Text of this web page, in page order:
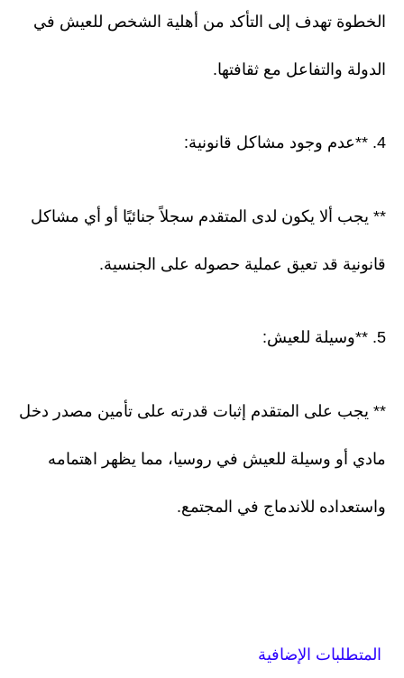
الخطوة تهدف إلى التأكد من أهلية الشخص للعيش في
الدولة والتفاعل مع ثقافتها.
4. **عدم وجود مشاكل قانونية:
** يجب ألا يكون لدى المتقدم سجلاً جنائيًا أو أي مشاكل
قانونية قد تعيق عملية حصوله على الجنسية.
5. **وسيلة للعيش:
** يجب على المتقدم إثبات قدرته على تأمين مصدر دخل
مادي أو وسيلة للعيش في روسيا، مما يظهر اهتمامه
واستعداده للاندماج في المجتمع.
المتطلبات الإضافية